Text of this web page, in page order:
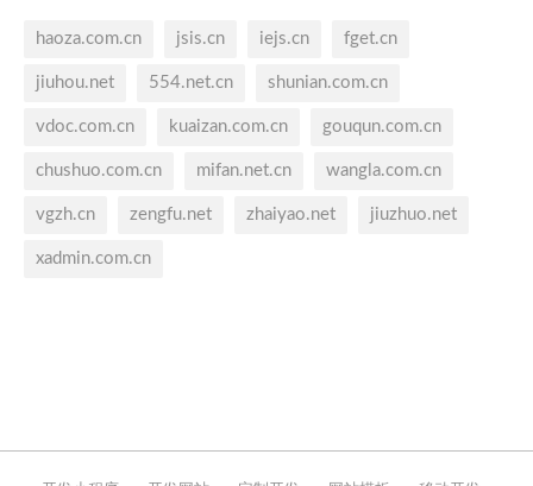
haoza.com.cn jsis.cn iejs.cn fget.cn
jiuhou.net 554.net.cn shunian.com.cn
vdoc.com.cn kuaizan.com.cn gouqun.com.cn
chushuo.com.cn mifan.net.cn wangla.com.cn
vgzh.cn zengfu.net zhaiyao.net jiuzhuo.net
xadmin.com.cn